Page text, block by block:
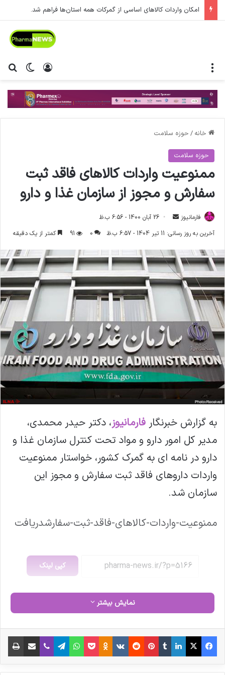
امکان واردات کالاهای اساسی از گمرکات همه استان‌ها فراهم شد.
تغییر ورود
خانه / حوزه سلامت
حوزه سلامت
ممنوعیت واردات کالاهای فاقد ثبت
سفارش و مجوز از سازمان غذا و دارو
فارمانیوز
ا
ل
ا
ی
ل
26 آبان 1400 - 6:56 ب.ظ
آخرین به روز رسانی: 11 تیر 1404 - 6:57 ب.ظ
0
91 کمتر از یک دقیقه
به گزارش خبرنگار فارمانیوز، دکتر حیدر محمدی،
مدیر کل امور دارو و مواد تحت کنترل سازمان غذا و
دارو در نامه ای به گمرک کشور، خواستار ممنوعیت
واردات داروهای فاقد ثبت سفارش و مجوز این
سازمان شد.
ممنوعیت-واردات-کالاهای-فاقد-ثبت-سفارشدریافت
کپی لینک
نمایش بیشتر
فیس بوک X لینکدین ‫تامبلر ‫پین‌ترست ‫رددیت ‫VKontakte
‫Odnoklassniki پاکت واتس آپ تلگرام وایبر اشتراک گذاری از طریق ایمیل